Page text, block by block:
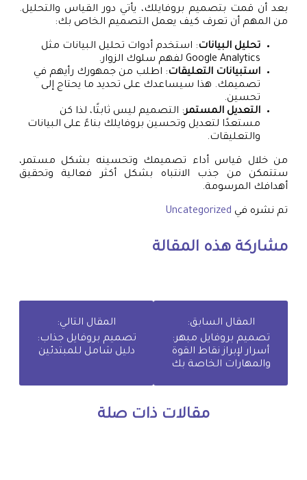
بعد أن قمت بتصميم بروفايلك، يأتي دور القياس والتحليل.
من المهم أن تعرف كيف يعمل التصميم الخاص بك:
تحليل البيانات: استخدم أدوات تحليل البيانات مثل
Google Analytics لفهم سلوك الزوار.
استبيانات التعليقات: اطلب من جمهورك رأيهم في
تصميمك. هذا سيساعدك على تحديد ما يحتاج إلى
تحسين.
التعديل المستمر: التصميم ليس ثابتًا، لذا كن
مستعدًا لتعديل وتحسين بروفايلك بناءً على البيانات
والتعليقات.
من خلال قياس أداء تصميمك وتحسينه بشكل مستمر،
ستتمكن من جذب الانتباه بشكل أكثر فعالية وتحقيق
أهدافك المرسومة.
تم نشره في Uncategorized
مشاركة هذه المقالة
المقال السابق:
تصميم بروفايل مبهر:
أسرار لإبراز نقاط القوة
والمهارات الخاصة بك
المقال التالي:
تصميم بروفايل جذاب:
دليل شامل للمبتدئين
مقالات ذات صلة